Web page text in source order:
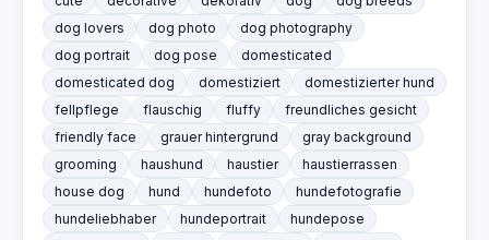
dog lovers
dog photo
dog photography
dog portrait
dog pose
domesticated
domesticated dog
domestiziert
domestizierter hund
fellpflege
flauschig fluffy
freundliches gesicht
friendly face
grauer hintergrund
gray background
grooming
haushund haustier
haustierrassen
house dog
hund hundefoto
hundefotografie
hundeliebhaber
hundeportrait
hundepose